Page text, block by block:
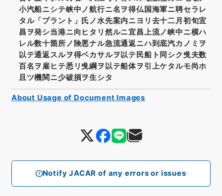
Notify JACAR of any errors or issues
小汽船ニシテ峡中ノ航行ニ名ヲ得仏国海軍ニ聘セラレ
タル「プラント」氏ノ水先案内ニヨリ去十二月初旬宜
昌ヲ発シ当港ニ向ヒタリ然ルニ宜昌上流ノ峡中ニ横ハ
レル数十箇所ノ険悪ナル急流通返ニハ到底汽カノミヲ
以テ通返スルヲ得ベカサルヲ以テ民船ト同シク曵夫数
百名ヲ雇ヒテ悉リ曵綱ヲ以テ船体ヲ引上ケタルモ尚ホ
且ツ機関ニ少破損ヲ生シタ
About Usage of Document Images